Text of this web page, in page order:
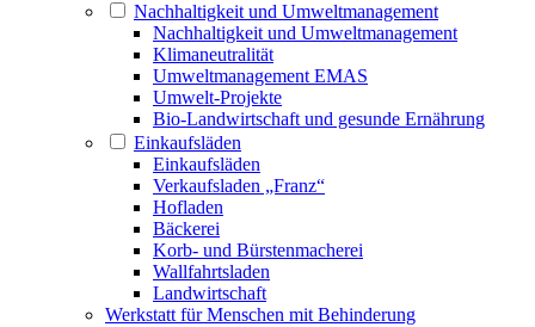
Nachhaltigkeit und Umweltmanagement
Nachhaltigkeit und Umweltmanagement
Klimaneutralität
Umweltmanagement EMAS
Umwelt-Projekte
Bio-Landwirtschaft und gesunde Ernährung
Einkaufsläden
Einkaufsläden
Verkaufsladen „Franz“
Hofladen
Bäckerei
Korb- und Bürstenmacherei
Wallfahrtsladen
Landwirtschaft
Werkstatt für Menschen mit Behinderung